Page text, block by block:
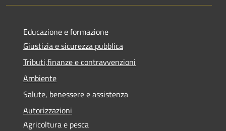
Educazione e formazione
Giustizia e sicurezza pubblica
Tributi,finanze e contravvenzioni
Ambiente
Salute, benessere e assistenza
Autorizzazioni
Agricoltura e pesca